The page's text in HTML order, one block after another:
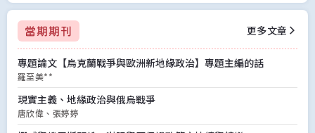
當期期刊 更多文章
專題論文【烏克蘭戰爭與歐洲新地緣政治】專題主編的話
羅至美**
現實主義、地緣政治與俄烏戰爭
唐欣偉 張婷婷